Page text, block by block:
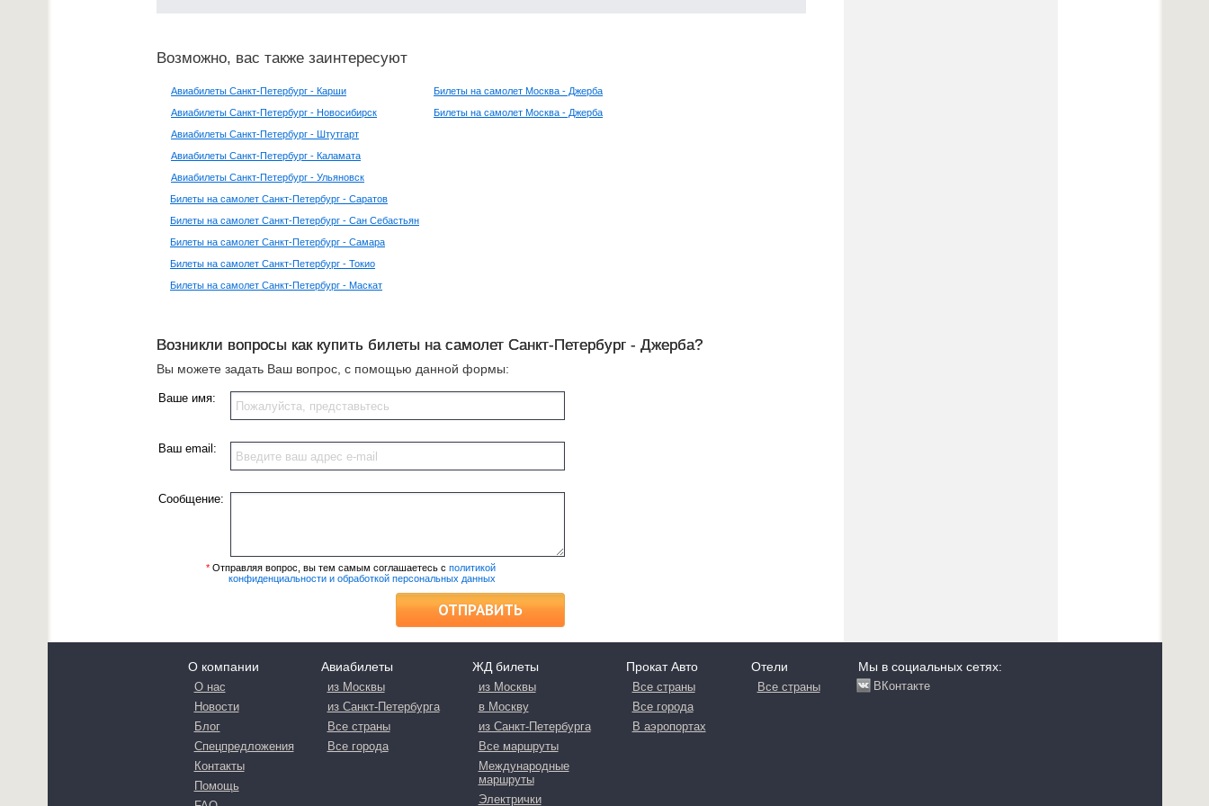
Возможно, вас также заинтересуют
Авиабилеты Санкт-Петербург - Карши
Авиабилеты Санкт-Петербург - Новосибирск
Авиабилеты Санкт-Петербург - Штутгарт
Авиабилеты Санкт-Петербург - Каламата
Авиабилеты Санкт-Петербург - Ульяновск
Билеты на самолет Санкт-Петербург - Саратов
Билеты на самолет Санкт-Петербург - Сан Себастьян
Билеты на самолет Санкт-Петербург - Самара
Билеты на самолет Санкт-Петербург - Токио
Билеты на самолет Санкт-Петербург - Маскат
Билеты на самолет Москва - Джерба
Билеты на самолет Москва - Джерба
Возникли вопросы как купить билеты на самолет Санкт-Петербург - Джерба?
Вы можете задать Ваш вопрос, с помощью данной формы:
Ваше имя:
Ваш email:
Сообщение:
* Отправляя вопрос, вы тем самым соглашаетесь с политикой
конфиденциальности и обработкой персональных данных
ОТПРАВИТЬ
О компании
О нас
Новости
Блог
Спецпредложения
Контакты
Помощь
Авиабилеты
из Москвы
из Санкт-Петербурга
Все страны
Все города
ЖД билеты
из Москвы
в Москву
из Санкт-Петербурга
Все маршруты
Международные
маршруты
Электрички
Прокат Авто
Все страны
Все города
В аэропортах
Отели
Все страны
Мы в социальных сетях:
ВКонтакте